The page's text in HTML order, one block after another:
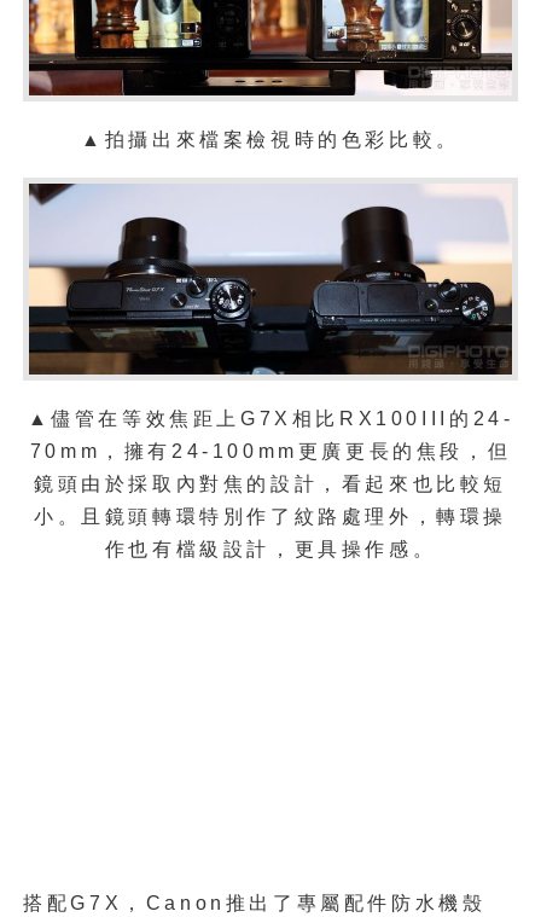
▲拍攝出來檔案檢視時的色彩比較。
▲儘管在等效焦距上G7X相比RX100III的 24-
70mm， 擁有24-100mm更廣更長的焦段，但
鏡頭由於採取內對焦的設計，看起來也比較短
小。且鏡頭轉環特別作了紋路處理外，轉環操
作也有檔級設計，更具操作感。
搭配G7X，Canon推出了專屬配件防水機殼